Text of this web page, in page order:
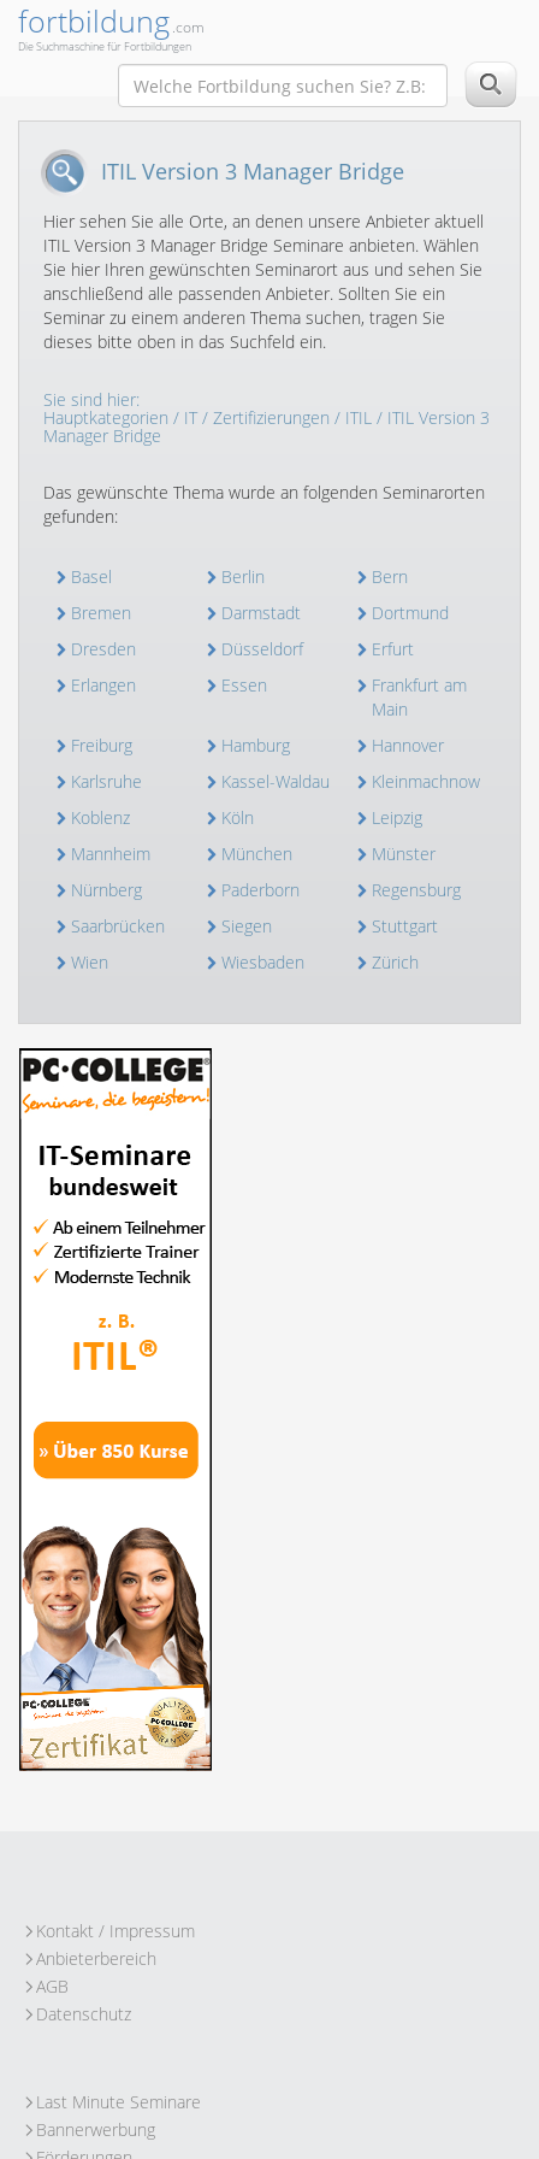
fortbildung.com
Die Suchmaschine für Fortbildungen
ITIL Version 3 Manager Bridge
Hier sehen Sie alle Orte, an denen unsere Anbieter aktuell
ITIL Version 3 Manager Bridge Seminare anbieten. Wählen
Sie hier Ihren gewünschten Seminarort aus und sehen Sie
anschließend alle passenden Anbieter. Sollten Sie ein
Seminar zu einem anderen Thema suchen, tragen Sie
dieses bitte oben in das Suchfeld ein.
Sie sind hier:
Hauptkategorien / IT/ Zertifizierungen / ITIL / ITIL Version 3
Manager Bridge
Das gewünschte Thema wurde an folgenden Seminarorten
gefunden:
Basel Berlin
Bern
Bremen
Darmstadt
Dortmund
Dresden
Düsseldorf
Erfurt
Erlangen
Essen
Frankfurt am
Main
Freiburg
Hamburg
Hannover
Karlsruhe
Kassel-Waldau
Kleinmachnow
Koblenz
Köln
Leipzig
Mannheim
München
Münster
Nürnberg
Paderborn
Regensburg
Saarbrücken
Siegen
Stuttgart
Wien
Wiesbaden Zürich
Kontakt / Impressum
Anbieterbereich
AGB
Datenschutz
Last Minute Seminare
Bannerwerbung